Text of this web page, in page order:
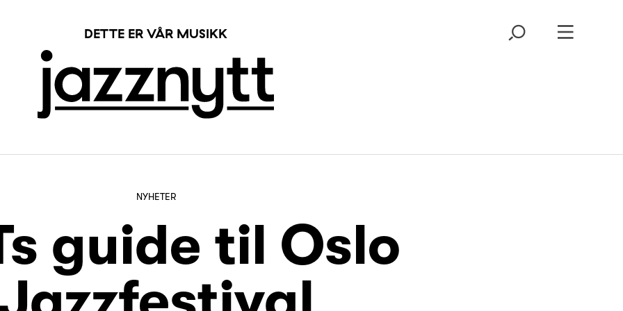
DETTE ER VÅR MUSIKK
NYHETER
guide til Oslo